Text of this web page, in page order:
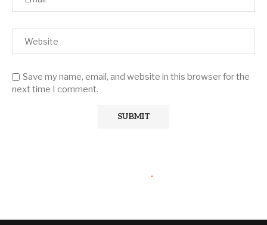
Save my name, email, and website in this browser for the
next time I comment.